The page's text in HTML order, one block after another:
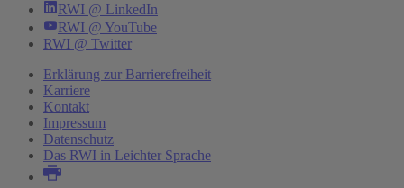
RWI @ LinkedIn
RWI @ YouTube
RWI @ Twitter
Erklärung zur Barrierefreiheit
Karriere
Kontakt
Impressum
Datenschutz
Das RWI in Leichter Sprache